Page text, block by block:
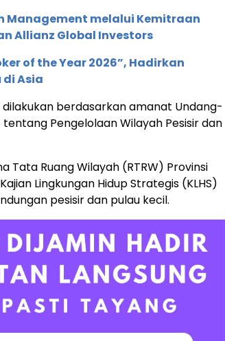
Management melalui Kemitraan
Allianz Global Investors
of the Year 2026”, Hadirkan
di Asia
berdasarkan amanat Undang-
tentang Pengelolaan Wilayah Pesisir dan
Tata Ruang Wilayah (RTRW) Provinsi
Lingkungan Hidup Strategis (KLHS)
pesisir dan pulau kecil.